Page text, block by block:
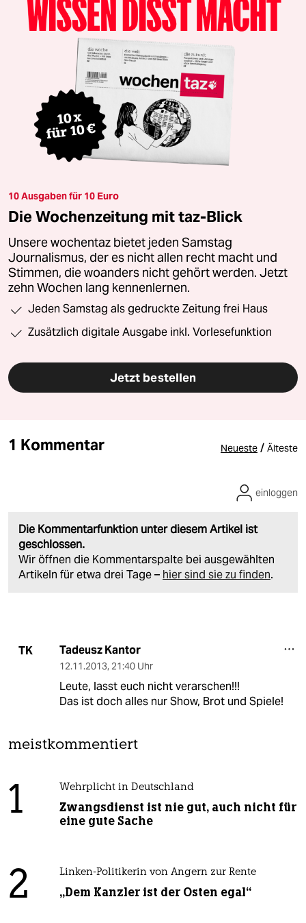
10 Ausgaben für 10 Euro
Die Wochenzeitung mit taz-Blick
Unsere wochentaz bietet jeden Samstag
Journalismus, der es nicht allen recht macht und
Stimmen, die woanders nicht gehört werden. Jetzt
zehn Wochen lang kennenlernen.
Jeden Samstag als gedruckte Zeitung frei Haus
Zusätzlich digitale Ausgabe inkl. Vorlesefunktion
Jetzt bestellen
1 Kommentar Neueste / Älteste
Die Kommentarfunktion unter diesem Artikel ist
geschlossen.
Wir öffnen die Kommentarspalte bei ausgewählten
Artikeln für etwa drei Tage – hier sind sie zu finden.
einloggen
TK Tadeusz Kantor
12.11.2013, 21:40 Uhr
Leute, lasst euch nicht verarschen!!!
Das ist doch alles nur Show, Brot und Spiele!
meistkommentiert
1 Wehrplicht in Deutschland
Zwangsdienst ist nie gut, auch nicht für
eine gute Sache
2 Linken-Politikerin von Angern zur Rente
„Dem Kanzler ist der Osten egal“